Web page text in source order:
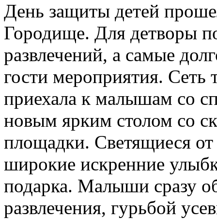
День защиты детей
Городище. Для детворы
развлечений, а самые
гости мероприятия. Сеть
приехала к малышам со
новым ярким столом со
площадки. Светящиеся от
широкие искренние
подарка. Малыши сразу
развлечения, гурьбой